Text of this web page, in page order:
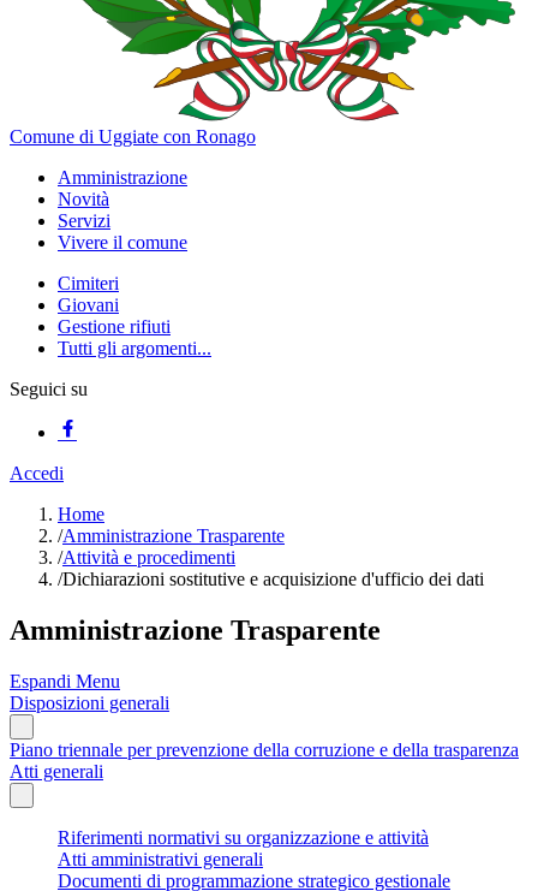
Comune di Uggiate con Ronago
Amministrazione
Novità
Servizi
Vivere il comune
Cimiteri
Giovani
Gestione rifiuti
Tutti gli argomenti...
Seguici su
Accedi
Home
/Amministrazione Trasparente
/Attività e procedimenti
/Dichiarazioni sostitutive e acquisizione d'ufficio dei dati
Amministrazione Trasparente
Espandi Menu
Disposizioni generali
Piano triennale per prevenzione della corruzione e della trasparenza
Atti generali
Riferimenti normativi su organizzazione e attività
Atti amministrativi generali
Documenti di programmazione strategico gestionale